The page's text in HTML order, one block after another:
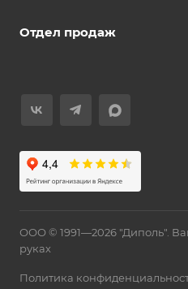
Отдел продаж
ООО © 1991—2026 "Диполь".
руках
Политика